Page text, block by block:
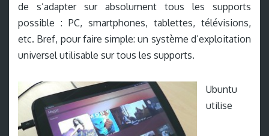
de s’adapter sur absolument tous les supports
possible : PC, smartphones, tablettes, télévisions,
etc. Bref, pour faire simple: un système d’exploitation
universel utilisable sur tous les supports.
Ubuntu
utilise